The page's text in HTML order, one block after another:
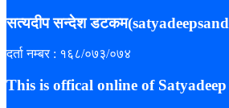
सत्यदीप सन्देश
दर्ता नम्बर : १६८/०७३/०७४
This is offical online of